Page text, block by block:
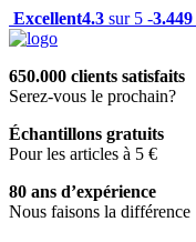
Excellent4.3 sur 5 -3.449
650.000 clients satisfaits
Serez-vous le prochain?
Échantillons gratuits
Pour les articles à 5 €
80 ans d’expérience
Nous faisons la différence